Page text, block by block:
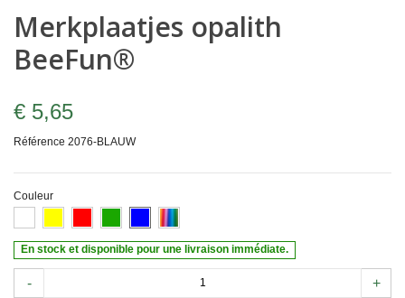
Merkplaatjes opalith
BeeFun®
€ 5,65
Référence 2076-BLAUW
Couleur
En stock et disponible pour une livraison immédiate.
- +